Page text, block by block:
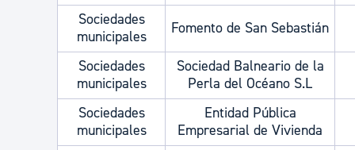
Sociedades
municipales
Fomento de San Sebastián
Sociedades
municipales
Sociedad Balneario de la
Perla del Océano S.L
Sociedades
municipales
Entidad Pública
Empresarial de Vivienda